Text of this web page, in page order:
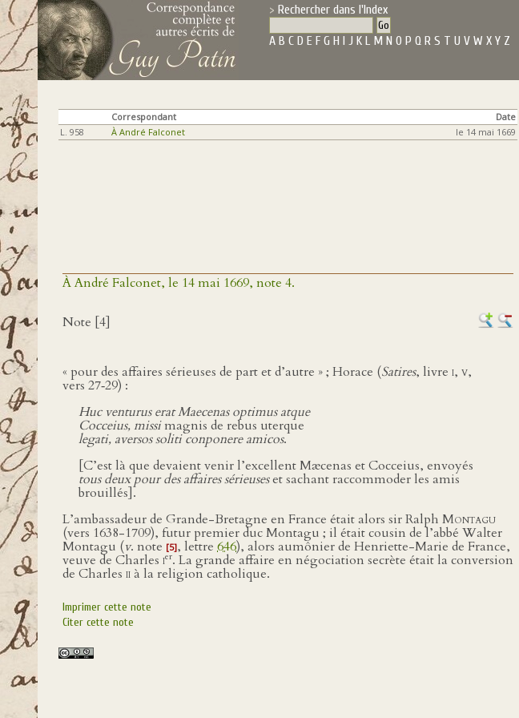
Rechercher dans l'Index
A B C D E F G H I J K L M N O P Q R S T U V W X Y Z